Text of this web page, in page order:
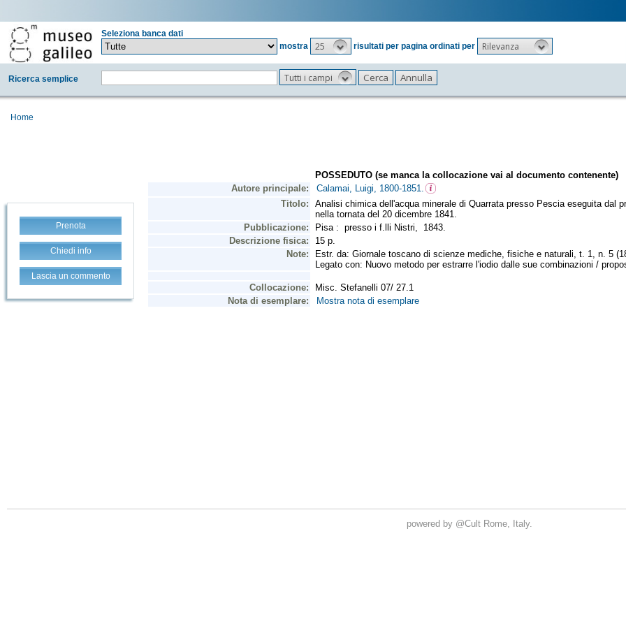
Seleziona banca dati
mostra
25 risultati per pagina ordinati per Rilevanza
Ricerca semplice Tutti i campi
Home
Prenota
Chiedi info
Lascia un commento
powered by @Cult Rome, Italy.